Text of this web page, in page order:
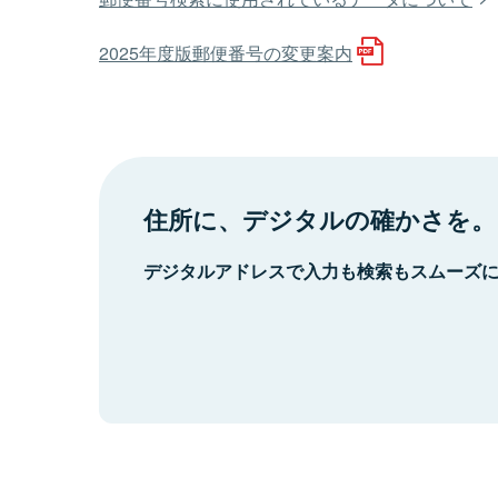
2025年度版郵便番号の変更案内
住所に、デジタルの確かさを。
デジタルアドレスで入力も検索もスムーズ